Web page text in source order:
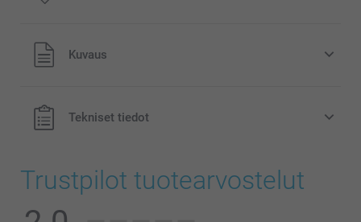
Kaikki hinnat ovat euroina, sisältävät arvonlisäveron ja
eivät sisällä postikuluja.
Kuvaus
Tekniset tiedot
Trustpilot tuotearvostelut